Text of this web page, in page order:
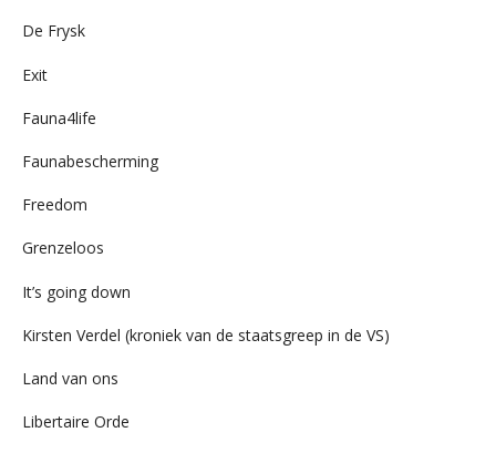
De Frysk
Exit
Fauna4life
Faunabescherming
Freedom
Grenzeloos
It’s going down
Kirsten Verdel (kroniek van de staatsgreep in de VS)
Land van ons
Libertaire Orde